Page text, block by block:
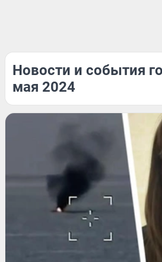
Новости и события
мая 2024